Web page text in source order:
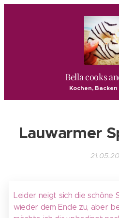
Bella cooks
Kochen,
Lauwarmer
Leider neigt sich die schöne
wieder dem Ende zu, aber